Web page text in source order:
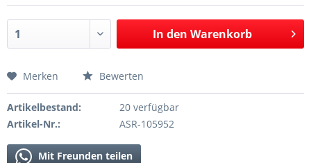
In den Warenkorb
Merken Bewerten
Artikelbestand:
20 verfügbar
Artikel-Nr.:
ASR-105952
Mit Freunden teilen